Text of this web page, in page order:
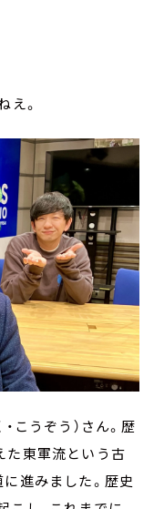
え。
こうぞう）さん。歴
た東軍流という古
進みました。歴史